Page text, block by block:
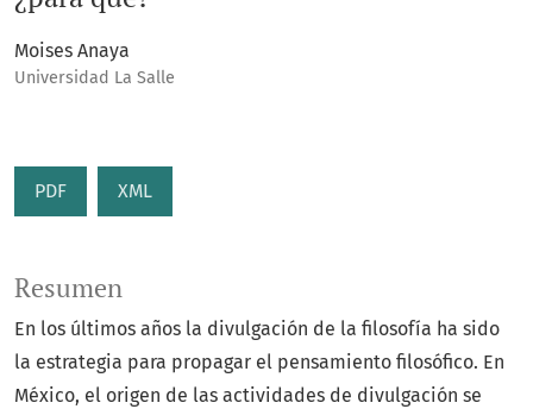
Moises Anaya
Universidad La Salle
PDF XML
Resumen
En los últimos años la divulgación de la filosofía ha sido
la estrategia para propagar el pensamiento filosófico. En
México, el origen de las actividades de divulgación se